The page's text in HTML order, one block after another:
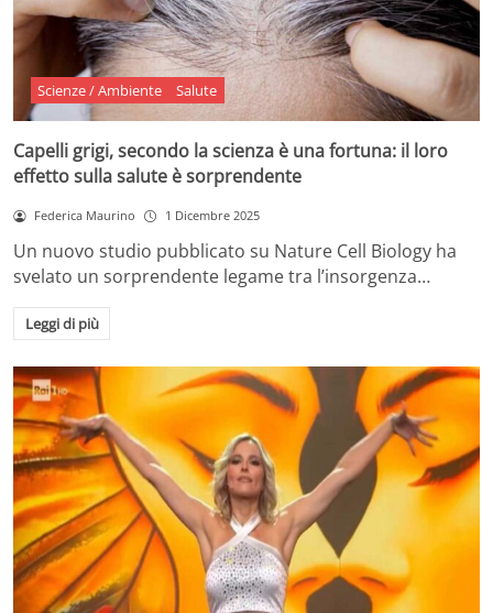
Scienze / Ambiente Salute
Capelli grigi, secondo la scienza è una fortuna: il loro
effetto sulla salute è sorprendente
Federica Maurino 1 Dicembre 2025
Un nuovo studio pubblicato su Nature Cell Biology ha
svelato un sorprendente legame tra l’insorgenza…
Leggi di più